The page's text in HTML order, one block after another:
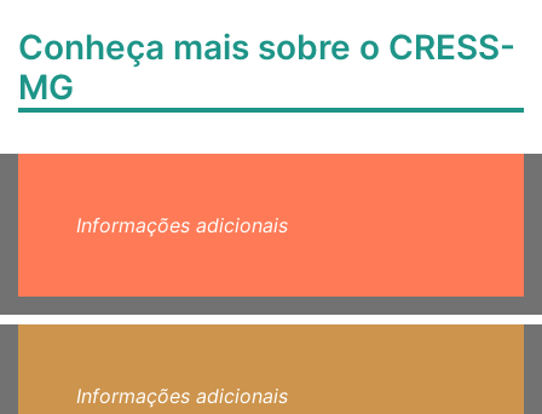
Conheça mais sobre o CRESS-
MG
Informações adicionais
Informações adicionais